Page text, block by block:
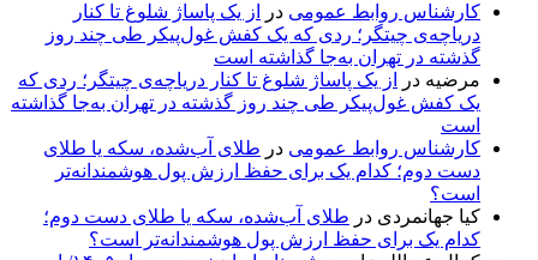
کارشناس روابط عمومی در
از یک پاساژ شلوغ تا کنار
دریاچه‌ی چیتگر؛ ردی که یک کفش غول‌پیکر طی چند روز
گذشته در تهران به‌جا گذاشته است
مرضیه در
از یک پاساژ شلوغ تا کنار دریاچه‌ی چیتگر؛ ردی که
یک کفش غول‌پیکر طی چند روز گذشته در تهران به‌جا گذاشته
است
کارشناس روابط عمومی در طلای آب‌شده، سکه یا طلای
دست دوم؛ کدام یک برای حفظ ارزش پول هوشمندانه‌تر
است؟
کیا جهانمردی در طلای آب‌شده، سکه یا طلای دست دوم؛
کدام یک برای حفظ ارزش پول هوشمندانه‌تر است؟